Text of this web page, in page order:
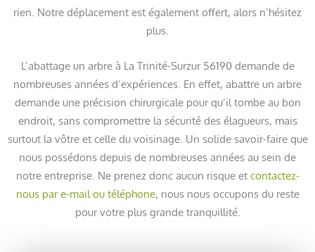
rien. Notre déplacement est également offert, alors n’hésitez
plus.
L’abattage un arbre à La Trinité-Surzur 56190 demande de
nombreuses années d’expériences. En effet, abattre un arbre
demande une précision chirurgicale pour qu’il tombe au bon
endroit, sans compromettre la sécurité des élagueurs, mais
surtout la vôtre et celle du voisinage. Un solide savoir-faire que
nous possédons depuis de nombreuses années au sein de
notre entreprise. Ne prenez donc aucun risque et contactez-
nous par e-mail ou téléphone, nous nous occupons du reste
pour votre plus grande tranquillité.